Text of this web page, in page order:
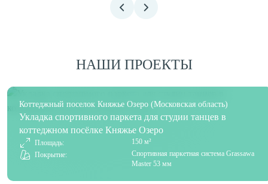
НАШИ ПРОЕКТЫ
Коттеджный поселок Княжье Озеро (Московская область)
Укладка спортивного паркета для студии танцев в
коттеджном посёлке Княжье Озеро
Площадь:
150 м²
Покрытие:
Спортивная паркетная система Grassawa
Master 53 мм